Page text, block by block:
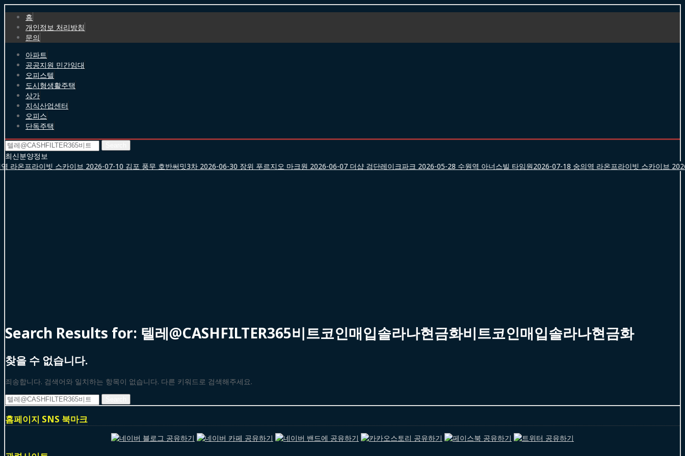
홈
개인정보 처리방침
문의
아파트
공공지원 민간임대
오피스텔
도시형생활주택
상가
지식산업센터
오피스
단독주택
Search
for:
최신분양정보
라온프라이빗 스카이브 2026-07-10 김포 풍무 호반써밋3차 2026-06-30 장위 푸르지오 마크원 2026-06-07 더샵 검단레이크파크 2026-05-28 수원역 아너스빌 타임원2026-07-18 숭의역 라온프라이빗 스카이브
Search Results for: 텔레@CASHFILTER365비트코인매입솔라나현금화비트코인매입솔라나현금화
찾을 수 없습니다.
죄송합니다. 검색어와 일치하는 항목이 없습니다. 다른 키워드로 검색해주세요.
Search
for:
홈페이지 SNS 북마크